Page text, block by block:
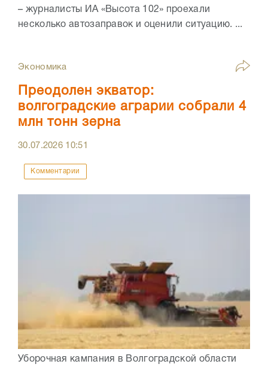
– журналисты ИА «Высота 102» проехали
несколько автозаправок и оценили ситуацию. ...
Экономика
Преодолен экватор:
волгоградские аграрии собрали 4
млн тонн зерна
30.07.2026 10:51
Комментарии
Уборочная кампания в Волгоградской области